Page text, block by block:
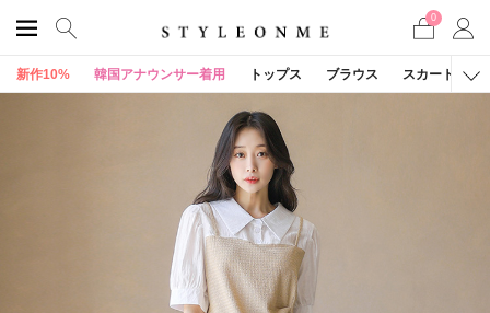
0
新作10% 韓国アナウンサー着用 トップス ブラウス スカート